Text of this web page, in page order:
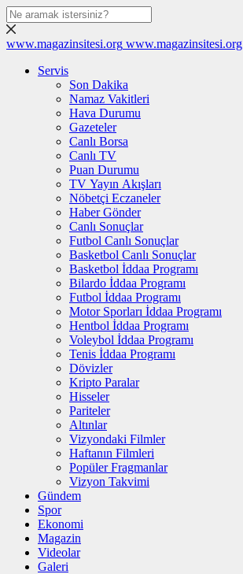
www.magazinsitesi.org www.magazinsitesi.org
Servis
Son Dakika
Namaz Vakitleri
Hava Durumu
Gazeteler
Canlı Borsa
Canlı TV
Puan Durumu
TV Yayın Akışları
Nöbetçi Eczaneler
Haber Gönder
Canlı Sonuçlar
Futbol Canlı Sonuçlar
Basketbol Canlı Sonuçlar
Basketbol İddaa Programı
Bilardo İddaa Programı
Futbol İddaa Programı
Motor Sporları İddaa Programı
Hentbol İddaa Programı
Voleybol İddaa Programı
Tenis İddaa Programı
Dövizler
Kripto Paralar
Hisseler
Pariteler
Altınlar
Vizyondaki Filmler
Haftanın Filmleri
Popüler Fragmanlar
Vizyon Takvimi
Gündem
Spor
Ekonomi
Magazin
Videolar
Galeri